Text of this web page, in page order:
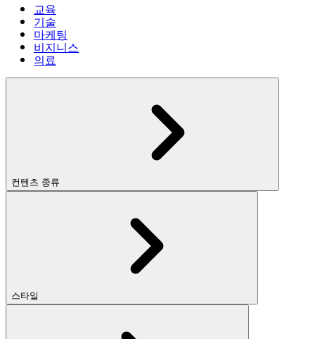
교육
기술
마케팅
비지니스
의료
컨텐츠 종류
스타일